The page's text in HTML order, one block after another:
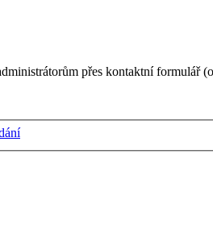
přes kontaktní formulář